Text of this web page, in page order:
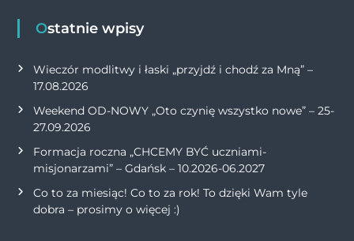
Ostatnie wpisy
Wieczór modlitwy i łaski „przyjdź i chodź za Mną” –
17.08.2026
Weekend OD-NOWY „Oto czynię wszystko nowe” – 25-
27.09.2026
Formacja roczna „CHCEMY BYĆ uczniami-
misjonarzami” – Gdańsk – 10.2026-06.2027
Co to za miesiąc! Co to za rok! To dzięki Wam tyle
dobra – prosimy o więcej :)